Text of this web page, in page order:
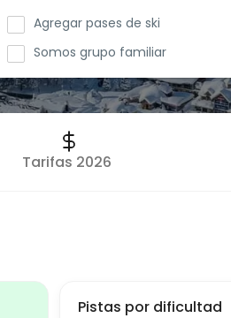
Agregar pases de ski
Somos grupo familiar
Tarifas 2026
Pistas por dificultad